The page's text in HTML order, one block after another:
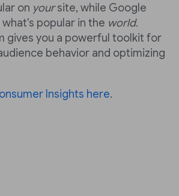
on yoursite, while Google
popular in the world.
gives you a powerful toolkit for
behavior and optimizing
Insights here.